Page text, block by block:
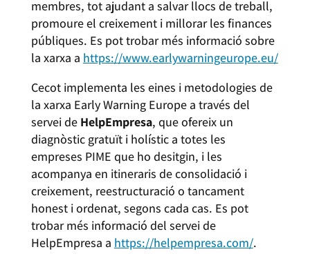
membres, tot ajudant a salvar llocs de treball,
promoure el creixement i millorar les finances
públiques. Es pot trobar més informació sobre
la xarxa a https://www.earlywarningeurope.eu/
Cecot implementa les eines i metodologies de
la xarxa Early Warning Europe a través del
servei de HelpEmpresa, que ofereix un
diagnòstic gratuït i holístic a totes les
empreses PIME que ho desitgin, i les
acompanya en itineraris de consolidació i
creixement, reestructuració o tancament
honest i ordenat, segons cada cas. Es pot
trobar més informació del servei de
HelpEmpresa a https://helpempresa.com/.